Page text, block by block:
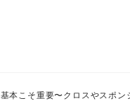
基本こそ重要〜クロスやスポン